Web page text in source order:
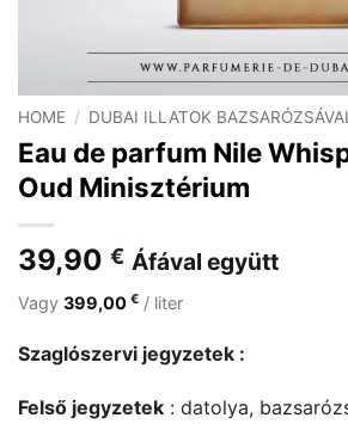
HOME / DUBAI ILLATOK BAZSARÓZSÁVAL
Eau de parfum Nile
Oud Minisztérium
39,90 € Áfával együtt
Vagy 399,00 € / liter
Szaglószervi jegyzetek :
Felső jegyzetek : datolya,